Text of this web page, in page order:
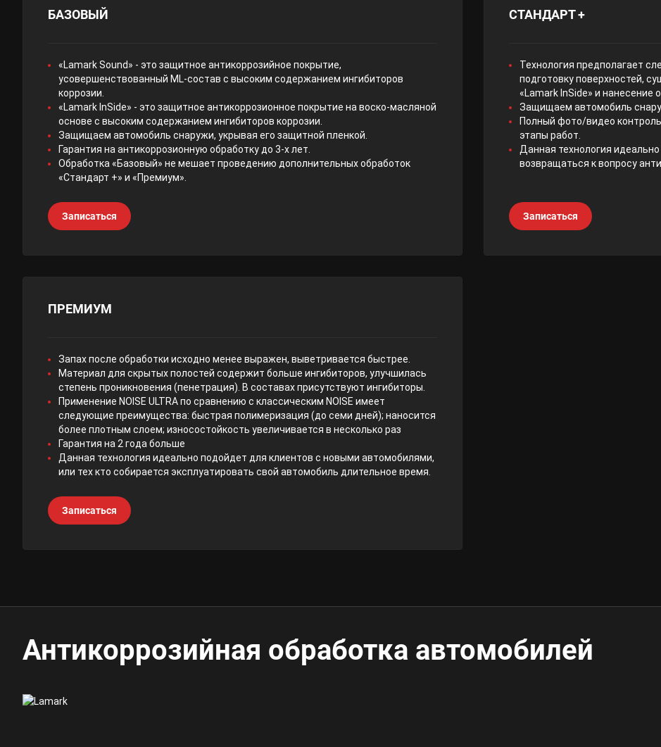
БАЗОВЫЙ
«Lamark Sound» - это защитное антикоррозийное покрытие,
усовершенствованный ML-состав с высоким содержанием ингибиторов
коррозии.
«Lamark InSide» - это защитное антикоррозионное покрытие на воско-масляной
основе с высоким содержанием ингибиторов коррозии.
Защищаем автомобиль снаружи, укрывая его защитной пленкой.
Гарантия на антикоррозионную обработку до 3-х лет.
Обработка «Базовый» не мешает проведению дополнительных обработок
«Стандарт +» и «Премиум».
Записаться
СТАНДАРТ +
Технология предполагает
подготовку поверхностей,
«Lamark InSide» и нанесение
Защищаем автомобиль
Полный фото/видео
этапы работ.
Данная технология
возвращаться к вопросу
Записаться
ПРЕМИУМ
Запах после обработки исходно менее выражен, выветривается быстрее.
Материал для скрытых полостей содержит больше ингибиторов, улучшилась
степень проникновения (пенетрация). В составах присутствуют ингибиторы.
Применение NOISE ULTRA по сравнению с классическим NOISE имеет
следующие преимущества: быстрая полимеризация (до семи дней); наносится
более плотным слоем; износостойкость увеличивается в несколько раз
Гарантия на 2 года больше
Данная технология идеально подойдет для клиентов с новыми автомобилями,
или тех кто собирается эксплуатировать свой автомобиль длительное время.
Записаться
Антикоррозийная обработка автомобилей